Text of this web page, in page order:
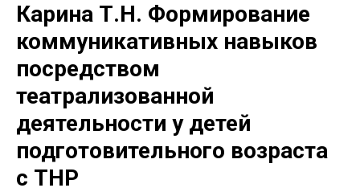
Карина Т.Н. Формирование
коммуникативных навыков
посредством
театрализованной
деятельности у детей
подготовительного возраста
с ТНР